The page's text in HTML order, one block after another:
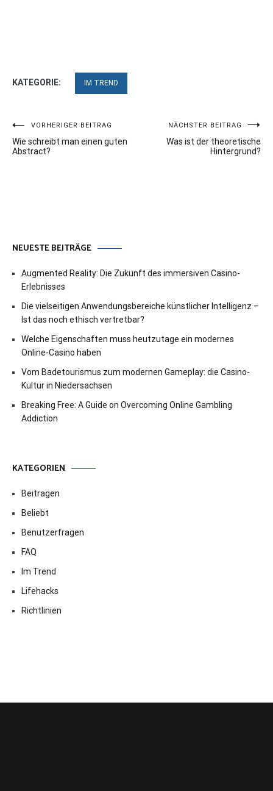
KATEGORIE: IM TREND
Beitragsnavigation
VORHERIGER BEITRAG
Wie schreibt man einen guten
Abstract?
NÄCHSTER BEITRAG
Was ist der theoretische
Hintergrund?
NEUESTE BEITRÄGE
Augmented Reality: Die Zukunft des immersiven Casino-
Erlebnisses
Die vielseitigen Anwendungsbereiche künstlicher Intelligenz –
Ist das noch ethisch vertretbar?
Welche Eigenschaften muss heutzutage ein modernes
Online-Casino haben
Vom Badetourismus zum modernen Gameplay: die Casino-
Kultur in Niedersachsen
Breaking Free: A Guide on Overcoming Online Gambling
Addiction
KATEGORIEN
Beitragen
Beliebt
Benutzerfragen
FAQ
Im Trend
Lifehacks
Richtlinien